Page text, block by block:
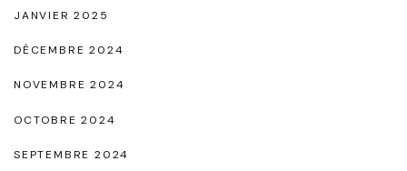
JANVIER 2025
DÉCEMBRE 2024
NOVEMBRE 2024
OCTOBRE 2024
SEPTEMBRE 2024